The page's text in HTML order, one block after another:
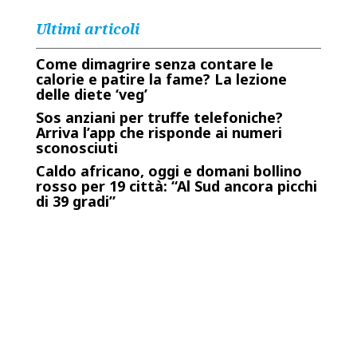
Ultimi articoli
Come dimagrire senza contare le
calorie e patire la fame? La lezione
delle diete ‘veg’
Sos anziani per truffe telefoniche?
Arriva l’app che risponde ai numeri
sconosciuti
Caldo africano, oggi e domani bollino
rosso per 19 città: “Al Sud ancora picchi
di 39 gradi”